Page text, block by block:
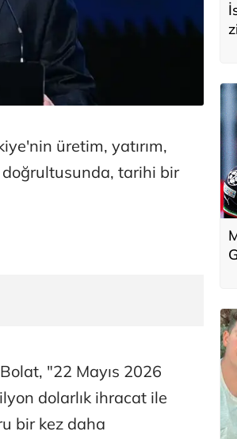
üretim, yatırım,
tarihi bir
"22 Mayıs 2026
dolarlık ihracat ile
bir kez daha